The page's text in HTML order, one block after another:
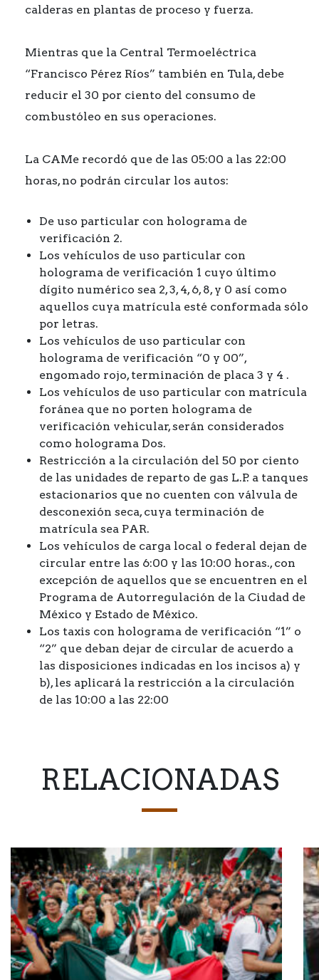
calderas en plantas de proceso y fuerza.
Mientras que la Central Termoeléctrica
“Francisco Pérez Ríos” también en Tula, debe
reducir el 30 por ciento del consumo de
combustóleo en sus operaciones.
La CAMe recordó que de las 05:00 a las 22:00
horas, no podrán circular los autos:
De uso particular con holograma de
verificación 2.
Los vehículos de uso particular con
holograma de verificación 1 cuyo último
dígito numérico sea 2, 3, 4, 6, 8, y 0 así como
aquellos cuya matrícula esté conformada sólo
por letras.
Los vehículos de uso particular con
holograma de verificación “0 y 00”,
engomado rojo, terminación de placa 3 y 4 .
Los vehículos de uso particular con matrícula
foránea que no porten holograma de
verificación vehicular, serán considerados
como holograma Dos.
Restricción a la circulación del 50 por ciento
de las unidades de reparto de gas L.P. a tanques
estacionarios que no cuenten con válvula de
desconexión seca, cuya terminación de
matrícula sea PAR.
Los vehículos de carga local o federal dejan de
circular entre las 6:00 y las 10:00 horas., con
excepción de aquellos que se encuentren en el
Programa de Autorregulación de la Ciudad de
México y Estado de México.
Los taxis con holograma de verificación “1” o
“2” que deban dejar de circular de acuerdo a
las disposiciones indicadas en los incisos a) y
b), les aplicará la restricción a la circulación
de las 10:00 a las 22:00
RELACIONADAS